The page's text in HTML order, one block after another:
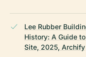
Lee Rubber
History: A Guide
Site, 2025, Archify